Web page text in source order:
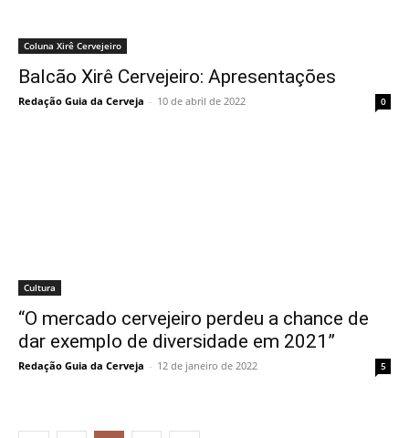
Coluna Xirê Cervejeiro
Balcão Xirê Cervejeiro: Apresentações
Redação Guia da Cerveja - 10 de abril de 2022 0
Cultura
“O mercado cervejeiro perdeu a chance de
dar exemplo de diversidade em 2021”
Redação Guia da Cerveja - 12 de janeiro de 2022 5